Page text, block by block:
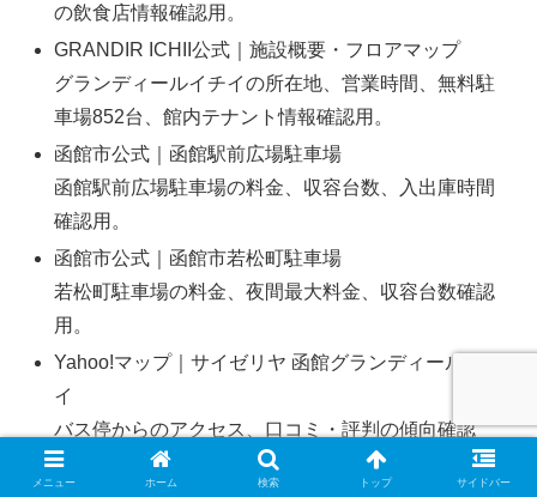
の飲食店情報確認用。
GRANDIR ICHII公式｜施設概要・フロアマップ
グランディールイチイの所在地、営業時間、無料駐
車場852台、館内テナント情報確認用。
函館市公式｜函館駅前広場駐車場
函館駅前広場駐車場の料金、収容台数、入出庫時間
確認用。
函館市公式｜函館市若松町駐車場
若松町駐車場の料金、夜間最大料金、収容台数確認
用。
Yahoo!マップ｜サイゼリヤ 函館グランディールイチ
イ
バス停からのアクセス、口コミ・評判の傾向確認
用。
メニュー ホーム 検索 トップ サイドバー